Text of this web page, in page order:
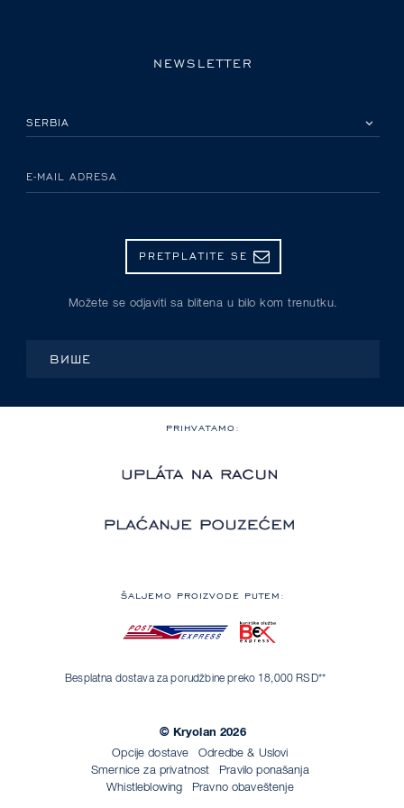
NEWSLETTER
E-MAIL ADRESA
PRETPLATITE SE
Možete se odjaviti sa blitena u bilo kom trenutku.
ВИШЕ
PRIHVATAMO:
ŠALJEMO PROIZVODE PUTEM:
Besplatna dostava za porudžbine preko 18,000 RSD**
© Kryolan 2026
Opcije dostave
Odredbe & Uslovi
Smernice za privatnost
Pravilo ponašanja
Whistleblowing
Pravno obaveštenje